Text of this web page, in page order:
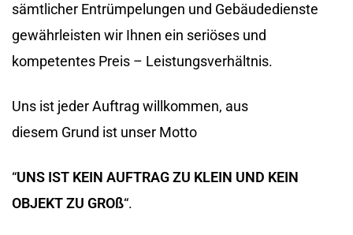
sämtlicher Entrümpelungen und Gebäudedienste
gewährleisten wir Ihnen ein seriöses und
kompetentes Preis – Leistungsverhältnis.
Uns ist jeder Auftrag willkommen, aus
diesem Grund ist unser Motto
“UNS IST KEIN AUFTRAG ZU KLEIN UND KEIN
OBJEKT ZU GROß“.